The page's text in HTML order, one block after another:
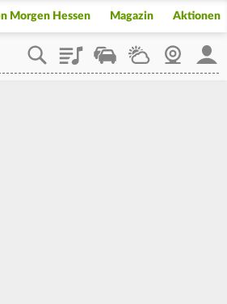
Morgen Hessen Magazin Aktionen
PlaylistStaupilotWetterWebcam